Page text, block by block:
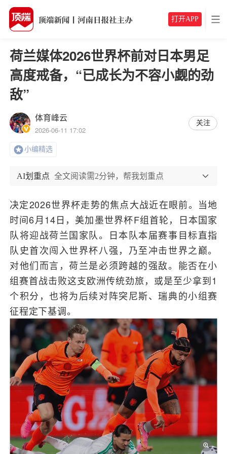
打开APP
荷兰媒体2026世界杯前对日本男足
高度戒备，“已成长为不容小觑的劲
敌”
体育峰云
2026-06-11 17:02
关注
小编精选
AI划重点 全文阅读需2分钟，帮我划重点
决定2026世界杯走势的焦点大战近在眼前。当地
时间6月14日，美加墨世界杯F组首轮，日本国家
队将迎战荷兰国家队。日本队本届赛事目标直指
队史首次闯入世界杯八强，乃至冲击世界之巅。
对他们而言，荷兰是必须跨越的强敌。能否在小
组赛首战击败这支欧洲传统劲旅，或是至少拿到1
个积分，也将为后续对阵突尼斯、瑞典的小组赛
征程定下基调。